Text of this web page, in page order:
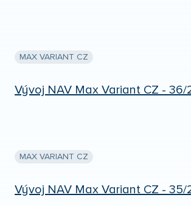
MAX VARIANT CZ
Vývoj NAV Max Variant CZ - 36/
MAX VARIANT CZ
Vývoj NAV Max Variant CZ - 35/